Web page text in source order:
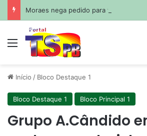
Menu
Início / Bloco Destaque 1
Bloco Destaque 1 Bloco Principal 1
Grupo A.Cândido